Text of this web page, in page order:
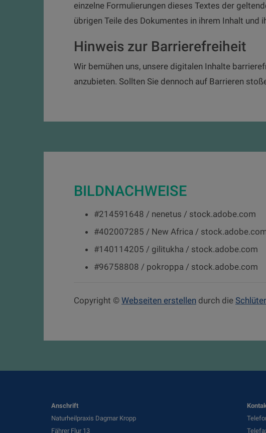
einzelne Formulierungen dieses Textes der
übrigen Teile des Dokumentes in ihrem Inhalt und
Hinweis zur Barrierefreiheit
Wir bemühen uns, unsere digitalen Inhalte
anzubieten. Sollten Sie dennoch auf Barrieren
BILDNACHWEISE
#214591648 / nenetus / stock.adobe.com
#402007285 / New Africa /
#140114205 / gilitukha / stock.adobe.com
#96758808 / pokroppa / stock.adobe.com
Copyright © Webseiten erstellen durch die
Anschrift
Naturheilpraxis Dagmar Kropp
Fährer Flur 13